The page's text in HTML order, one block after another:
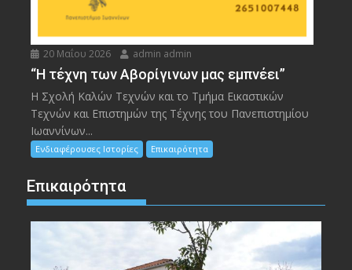
20 Μαΐου 2026 admin admin
“Η τέχνη των Αβορίγινων μας εμπνέει”
Η Σχολή Καλών Τεχνών και το Τμήμα Εικαστικών
Τεχνών και Επιστημών της Τέχνης του Πανεπιστημίου
Ιωαννίνων...
Ενδιαφέρουσες Ιστορίες Επικαιρότητα
Επικαιρότητα